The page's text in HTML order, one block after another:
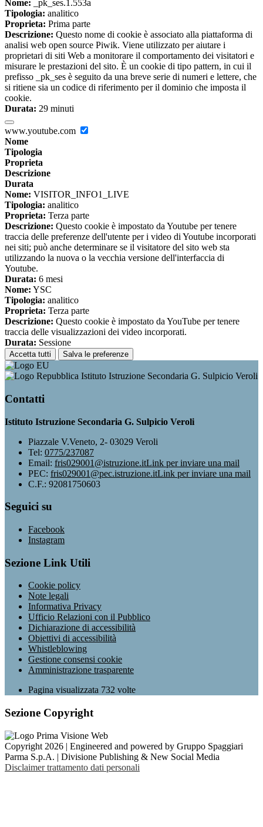
Nome: _pk_ses.1.553a
Tipologia: analitico
Proprieta: Prima parte
Descrizione: Questo nome di cookie è associato alla piattaforma di
analisi web open source Piwik. Viene utilizzato per aiutare i
proprietari di siti Web a monitorare il comportamento dei visitatori e
misurare le prestazioni del sito. È un cookie di tipo pattern, in cui il
prefisso _pk_ses è seguito da una breve serie di numeri e lettere, che
si ritiene sia un codice di riferimento per il dominio che imposta il
cookie.
Durata: 29 minuti
www.youtube.com
Nome
Tipologia
Proprieta
Descrizione
Durata
Nome: VISITOR_INFO1_LIVE
Tipologia: analitico
Proprieta: Terza parte
Descrizione: Questo cookie è impostato da Youtube per tenere
traccia delle preferenze dell'utente per i video di Youtube incorporati
nei siti; può anche determinare se il visitatore del sito web sta
utilizzando la nuova o la vecchia versione dell'interfaccia di
Youtube.
Durata: 6 mesi
Nome: YSC
Tipologia: analitico
Proprieta: Terza parte
Descrizione: Questo cookie è impostato da YouTube per tenere
traccia delle visualizzazioni dei video incorporati.
Durata: Sessione
Accetta tutti Salva le preferenze
Istituto Istruzione Secondaria G. Sulpicio Veroli
Contatti
Istituto Istruzione Secondaria G. Sulpicio Veroli
Piazzale V.Veneto, 2- 03029 Veroli
Tel: 0775/237087
Email: fris029001@istruzione.itLink per inviare una mail
PEC: fris029001@pec.istruzione.itLink per inviare una mail
C.F.: 92081750603
Seguici su
Facebook
Instagram
Sezione Link Utili
Cookie policy
Note legali
Informativa Privacy
Ufficio Relazioni con il Pubblico
Dichiarazione di accessibilità
Obiettivi di accessibilità
Whistleblowing
Gestione consensi cookie
Amministrazione trasparente
Pagina visualizzata 732 volte
Sezione Copyright
Copyright 2026 | Engineered and powered by Gruppo Spaggiari
Parma S.p.A. | Divisione Publishing & New Social Media
Disclaimer trattamento dati personali